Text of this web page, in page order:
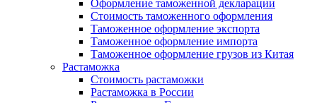
Оформление таможенной декларации
Стоимость таможенного оформления
Таможенное оформление экспорта
Таможенное оформление импорта
Таможенное оформление грузов из Китая
Растаможка
Стоимость растаможки
Растаможка в России